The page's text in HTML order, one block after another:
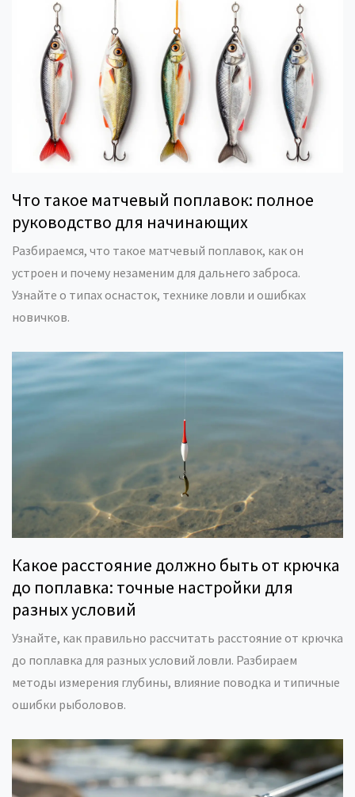
Что такое матчевый поплавок: полное
руководство для начинающих
Разбираемся, что такое матчевый поплавок, как он
устроен и почему незаменим для дальнего заброса.
Узнайте о типах оснасток, технике ловли и ошибках
новичков.
Какое расстояние должно быть от крючка
до поплавка: точные настройки для
разных условий
Узнайте, как правильно рассчитать расстояние от крючка
до поплавка для разных условий ловли. Разбираем
методы измерения глубины, влияние поводка и типичные
ошибки рыболовов.